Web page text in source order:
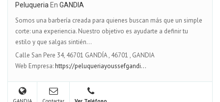
Peluqueria En GANDIA
Somos una barbería creada para quienes buscan más que un simple
corte: una experiencia. Nuestro objetivo es ayudarte a definir tu
estilo y que salgas sintién...
Calle San Pere 34, 46701 GANDÍA, 46701 , GANDIA
Web Empresa:https://peluqueriayoussefgandi...